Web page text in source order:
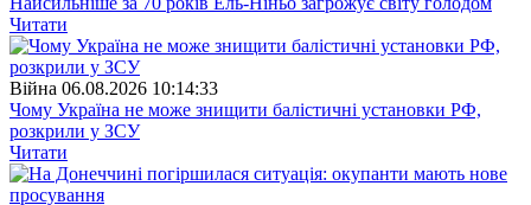
Читати
Війна 06.08.2026 10:14:33
Чому Україна не може знищити балістичні установки РФ,
розкрили у ЗСУ
Читати